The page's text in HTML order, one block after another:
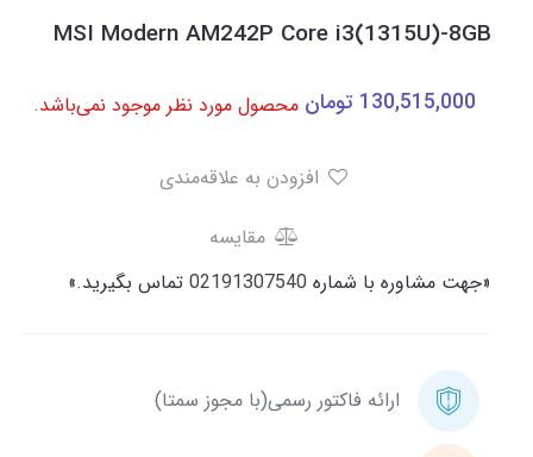
MSI Modern AM242P Core i3(1315U)-8GB
130,515,000 تومان محصول مورد نظر موجود نمی‌باشد.
مقایسه
«جهت مشاوره با شماره 02191307540 تماس بگیرید.»
ارائه فاکتور رسمی(با مجوز سمتا)